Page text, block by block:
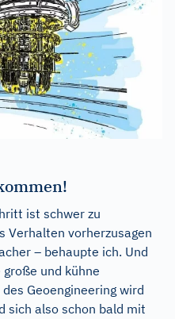
ist schwer zu
Verhalten vorherzusagen
– behaupte ich. Und
und kühne
Geoengineering wird
sich also schon bald mit